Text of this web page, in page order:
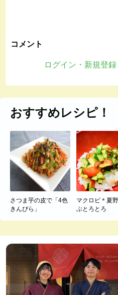
コメント
ログイン・新規登
おすすめレシピ！
さつま芋の皮で「4色
きんぴら」
マクロビ＊夏
ぶとろとろ